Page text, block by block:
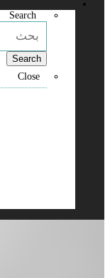
Search
Search
Close